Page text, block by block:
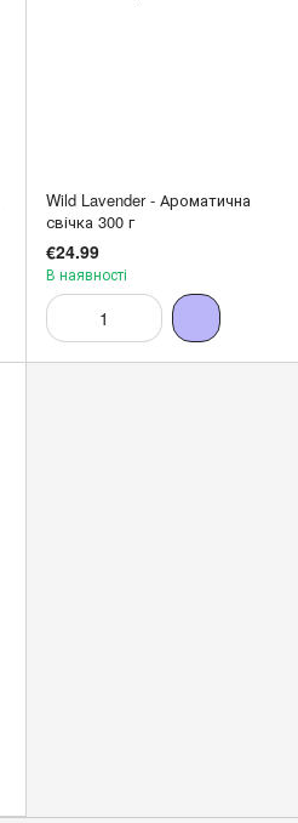
Wild Lavender - Ароматична
свічка 300 г
€24.99
В наявності